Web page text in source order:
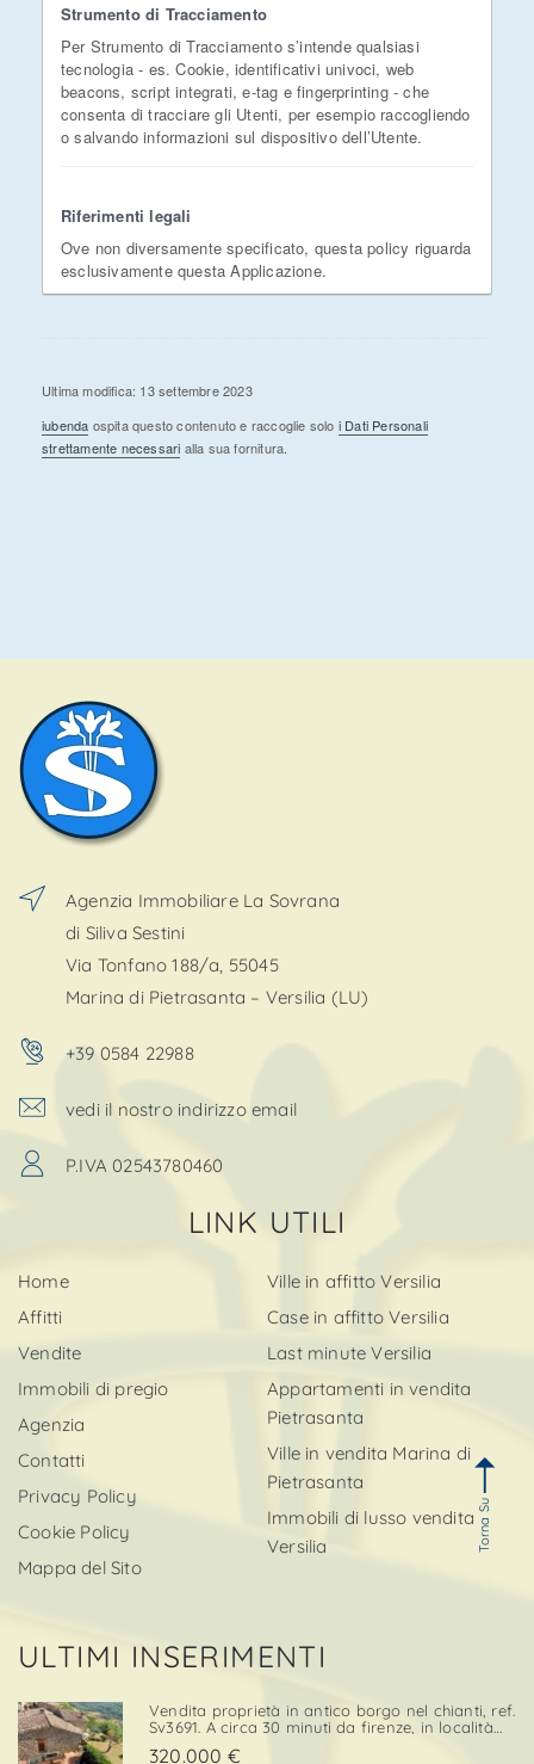
Strumento di Tracciamento
Per Strumento di Tracciamento s’intende qualsiasi
tecnologia - es. Cookie, identificativi univoci, web
beacons, script integrati, e-tag e fingerprinting - che
consenta di tracciare gli Utenti, per esempio raccogliendo
o salvando informazioni sul dispositivo dell’Utente.
Riferimenti legali
Ove non diversamente specificato, questa policy riguarda
esclusivamente questa Applicazione.
Ultima modifica: 13 settembre 2023
iubenda ospita questo contenuto e raccoglie solo i Dati Personali
strettamente necessari alla sua fornitura.
Agenzia Immobiliare La Sovrana
di Siliva Sestini
Via Tonfano 188/a, 55045
Marina di Pietrasanta – Versilia (LU)
+39 0584 22988
vedi il nostro indirizzo email
P.IVA 02543780460
LINK UTILI
Home
Affitti
Vendite
Immobili di pregio
Agenzia
Contatti
Privacy Policy
Cookie Policy
Mappa del Sito
Ville in affitto Versilia
Case in affitto Versilia
Last minute Versilia
Appartamenti in vendita
Pietrasanta
Ville in vendita Marina di
Pietrasanta
Immobili di lusso vendita
Versilia
ULTIMI INSERIMENTI
Vendita proprietà in antico borgo nel chianti, ref.
Sv3691. A circa 30 minuti da firenze, in località
medievale immerso nella natura, proponiamo in
320.000 €
Torna Su